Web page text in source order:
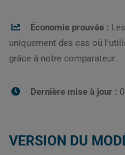
Économie prouvée :
uniquement des cas où
grâce à notre comparateur.
Dernière mise à jour :
VERSION DU